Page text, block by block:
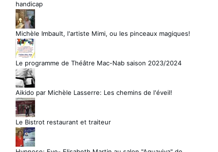
handicap
Michèle Imbault, l'artiste Mimi, ou les pinceaux magiques!
Le programme de Théâtre Mac-Nab saison 2023/2024
Aikido par Michèle Lasserre: Les chemins de l'éveil!
Le Bistrot restaurant et traiteur